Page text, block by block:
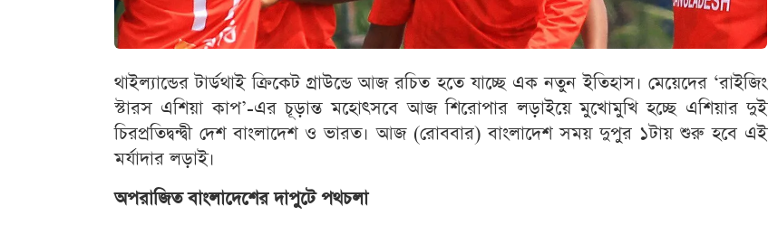
থাইল্যান্ডের টার্ডথাই ক্রিকেট গ্রাউন্ডে আজ রচিত হতে যাচ্ছে এক নতুন ইতিহাস। মেয়েদের ‘রাইজিং
স্টারস এশিয়া কাপ’-এর চূড়ান্ত মহোৎসবে আজ শিরোপার লড়াইয়ে মুখোমুখি হচ্ছে এশিয়ার দুই
চিরপ্রতিদ্বন্দ্বী দেশ বাংলাদেশ ও ভারত। আজ (রোববার) বাংলাদেশ সময় দুপুর ১টায় শুরু হবে এই
মর্যাদার লড়াই।
অপরাজিত বাংলাদেশের দাপুটে পথচলা